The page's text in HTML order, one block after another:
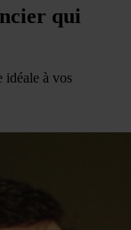
qui
idéale à vos